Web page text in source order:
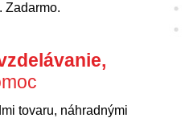
Zadarmo.
tovaru, náhradnými